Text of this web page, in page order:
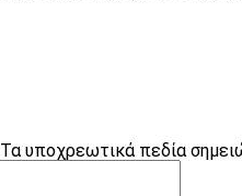
Τα υποχρεωτικά πεδία